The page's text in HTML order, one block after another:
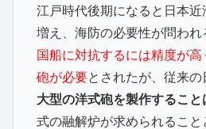
江戸時代後期になると日本
増え、海防の必要性が問われ
国船に対抗するには精度が
砲が必要とされたが、従来
大型の洋式砲を製作すること
式の融解炉が求められるこ